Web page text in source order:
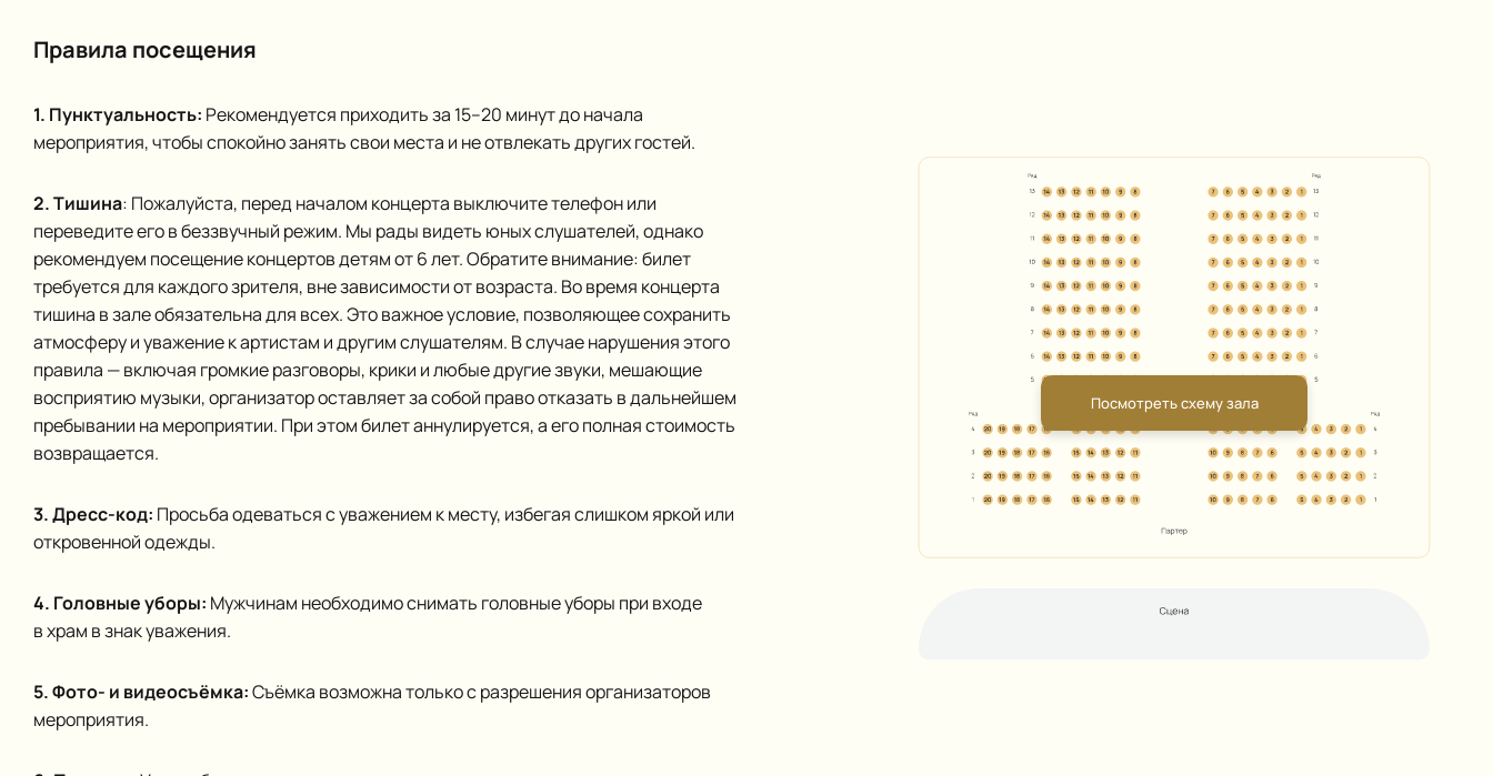
Правила посещения
1. Пунктуальность: Рекомендуется приходить за 15–20 минут до начала
мероприятия, чтобы спокойно занять свои места и не отвлекать других гостей.
2. Тишина: Пожалуйста, перед началом концерта выключите телефон или
переведите его в беззвучный режим. Мы рады видеть юных слушателей, однако
рекомендуем посещение концертов детям от 6 лет. Обратите внимание: билет
требуется для каждого зрителя, вне зависимости от возраста. Во время концерта
тишина в зале обязательна для всех. Это важное условие, позволяющее сохранить
атмосферу и уважение к артистам и другим слушателям. В случае нарушения этого
правила — включая громкие разговоры, крики и любые другие звуки, мешающие
восприятию музыки, организатор оставляет за собой право отказать в дальнейшем
пребывании на мероприятии. При этом билет аннулируется, а его полная стоимость
возвращается.
3. Дресс-код: Просьба одеваться с уважением к месту, избегая слишком яркой или
откровенной одежды.
4. Головные уборы: Мужчинам необходимо снимать головные уборы при входе
в храм в знак уважения.
5. Фото- и видеосъёмка:Съёмка возможна только с разрешения организаторов
мероприятия.
Посмотреть схему зала